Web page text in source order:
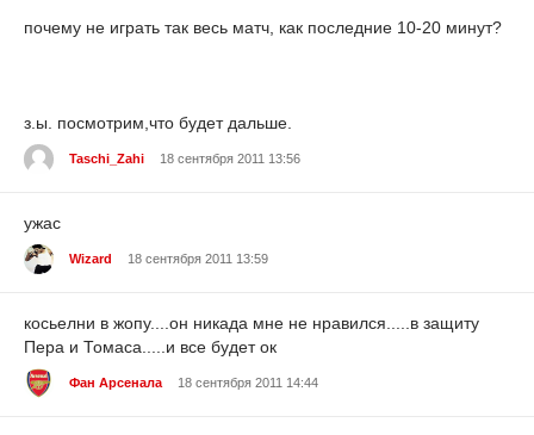
почему не играть так весь матч, как последние 10-20 минут?
з.ы. посмотрим,что будет дальше.
Taschi_Zahi 18 сентября 2011 13:56
ужас
Wizard 18 сентября 2011 13:59
косьелни в жопу....он никада мне не нравился.....в защиту
Пера и Томаса.....и все будет ок
Фан Арсенала 18 сентября 2011 14:44